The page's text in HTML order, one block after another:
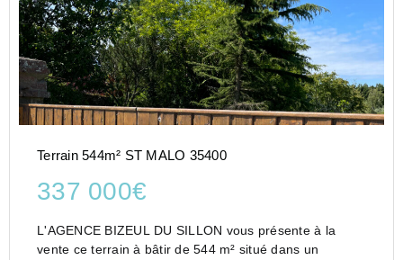
Terrain 544m² ST MALO 35400
337 000€
L'AGENCE BIZEUL DU SILLON vous présente à la
vente ce terrain à bâtir de 544 m² situé dans un